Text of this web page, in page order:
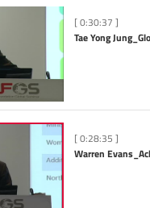
[ 0:30:37 ]
[ 0:28:35 ]